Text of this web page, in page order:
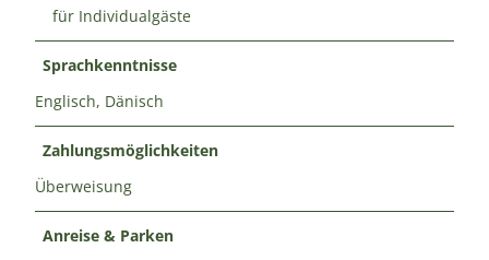
für Individualgäste
Sprachkenntnisse
Englisch, Dänisch
Zahlungsmöglichkeiten
Überweisung
Anreise & Parken